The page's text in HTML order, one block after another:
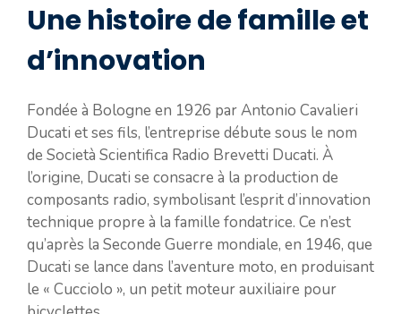
Une histoire de famille et
d’innovation
Fondée à Bologne en 1926 par Antonio Cavalieri
Ducati et ses fils, l’entreprise débute sous le nom
de Società Scientifica Radio Brevetti Ducati. À
l’origine, Ducati se consacre à la production de
composants radio, symbolisant l’esprit d’innovation
technique propre à la famille fondatrice. Ce n’est
qu’après la Seconde Guerre mondiale, en 1946, que
Ducati se lance dans l’aventure moto, en produisant
le « Cucciolo », un petit moteur auxiliaire pour